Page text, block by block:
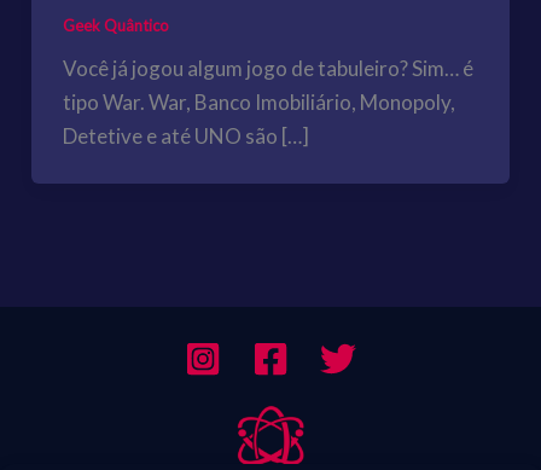
Geek Quântico
Você já jogou algum jogo de tabuleiro? Sim… é
tipo War. War, Banco Imobiliário, Monopoly,
Detetive e até UNO são […]